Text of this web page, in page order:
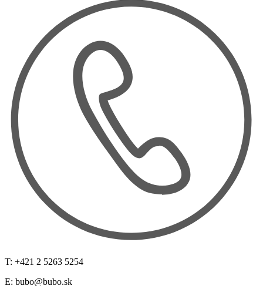
T: +421 2 5263 5254
E: bubo@bubo.sk